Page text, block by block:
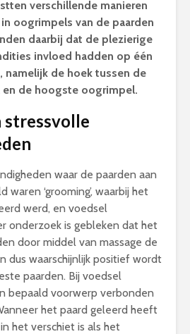
verschillende manieren
oogrimpels van de paarden
daarbij dat de plezierige
invloed hadden op één
namelijk de hoek tussen de
de hoogste oogrimpel.
stressvolle
waar de paarden aan
‘grooming’, waarbij het
werd, en voedsel
onderzoek is gebleken dat het
door middel van massage de
dus waarschijnlijk positief wordt
paarden. Bij voedsel
bepaald voorwerp verbonden
het paard geleerd heeft
het verschiet is als het